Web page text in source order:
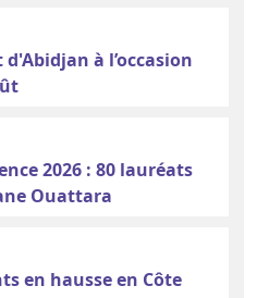
à l’occasion
2026 : 80 lauréats
Ouattara
en hausse en Côte